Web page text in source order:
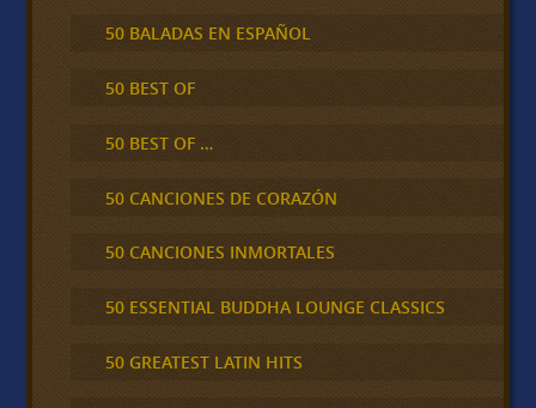
50 BALADAS EN ESPAÑOL
50 BEST OF
50 BEST OF …
50 CANCIONES DE CORAZÓN
50 CANCIONES INMORTALES
50 ESSENTIAL BUDDHA LOUNGE CLASSICS
50 GREATEST LATIN HITS